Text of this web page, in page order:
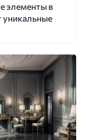
элементы в